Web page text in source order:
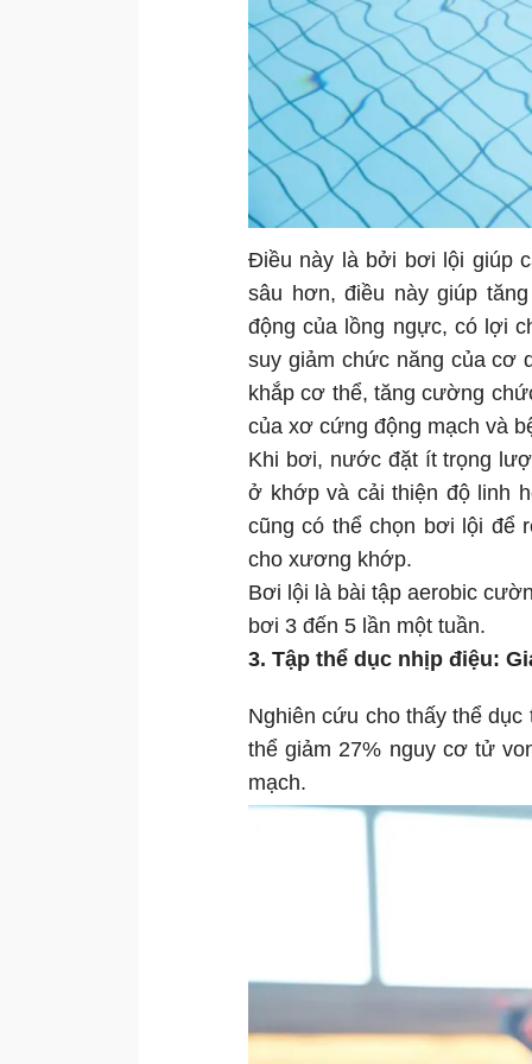
Điều này là bởi bơi lội giúp
sâu hơn, điều này giúp
động của lồng ngực, có lợi
suy giảm chức năng của cơ
khắp cơ thể, tăng cường
của xơ cứng động mạch và
Khi bơi, nước đặt ít trọng
ở khớp và cải thiện độ linh
cũng có thể chọn bơi lội để
cho xương khớp.
Bơi lội là bài tập aerobic
bơi 3 đến 5 lần một tuần.
3. Tập thể dục nhịp điệu:
Nghiên cứu cho thấy thể
thể giảm 27% nguy cơ tử
mạch.